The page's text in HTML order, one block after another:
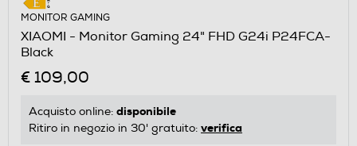
MONITOR GAMING
XIAOMI - Monitor Gaming 24" FHD G24i P24FCA-
Black
€ 109,00
Acquisto online: disponibile
Ritiro in negozio in 30' gratuito: verifica